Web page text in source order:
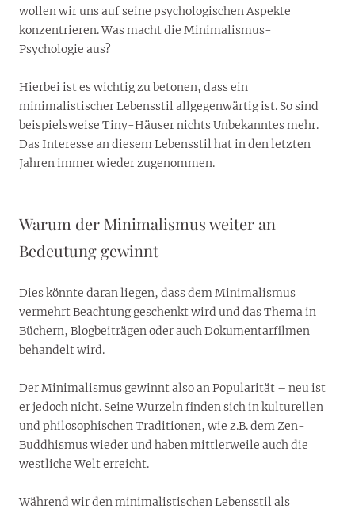
wollen wir uns auf seine psychologischen Aspekte
konzentrieren. Was macht die Minimalismus-
Psychologie aus?
Hierbei ist es wichtig zu betonen, dass ein
minimalistischer Lebensstil allgegenwärtig ist. So sind
beispielsweise Tiny-Häuser nichts Unbekanntes mehr.
Das Interesse an diesem Lebensstil hat in den letzten
Jahren immer wieder zugenommen.
Warum der Minimalismus weiter an
Bedeutung gewinnt
Dies könnte daran liegen, dass dem Minimalismus
vermehrt Beachtung geschenkt wird und das Thema in
Büchern, Blogbeiträgen oder auch Dokumentarfilmen
behandelt wird.
Der Minimalismus gewinnt also an Popularität – neu ist
er jedoch nicht. Seine Wurzeln finden sich in kulturellen
und philosophischen Traditionen, wie z.B. dem Zen-
Buddhismus wieder und haben mittlerweile auch die
westliche Welt erreicht.
Während wir den minimalistischen Lebensstil als